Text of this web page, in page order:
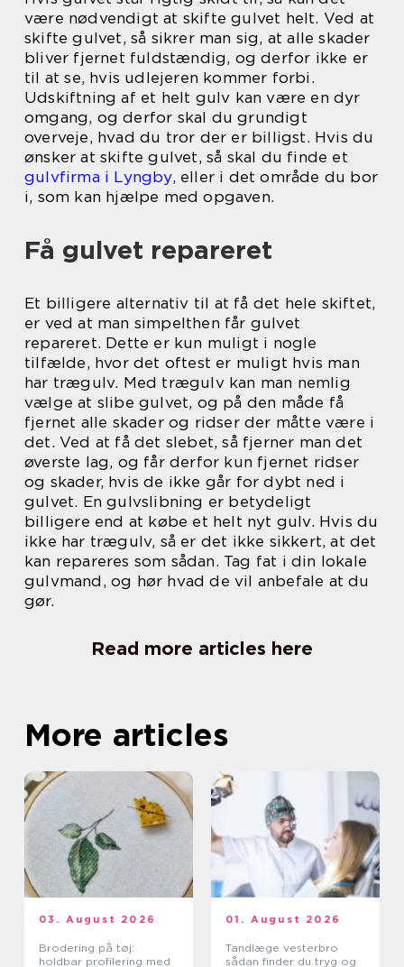
være nødvendigt at skifte gulvet helt. Ved at
skifte gulvet, så sikrer man sig, at alle skader
bliver fjernet fuldstændig, og derfor ikke er
til at se, hvis udlejeren kommer forbi.
Udskiftning af et helt gulv kan være en dyr
omgang, og derfor skal du grundigt
overveje, hvad du tror der er billigst. Hvis du
ønsker at skifte gulvet, så skal du finde et
gulvfirma i Lyngby, eller i det område du bor
i, som kan hjælpe med opgaven.
Få gulvet repareret
Et billigere alternativ til at få det hele skiftet,
er ved at man simpelthen får gulvet
repareret. Dette er kun muligt i nogle
tilfælde, hvor det oftest er muligt hvis man
har trægulv. Med trægulv kan man nemlig
vælge at slibe gulvet, og på den måde få
fjernet alle skader og ridser der måtte være i
det. Ved at få det slebet, så fjerner man det
øverste lag, og får derfor kun fjernet ridser
og skader, hvis de ikke går for dybt ned i
gulvet. En gulvslibning er betydeligt
billigere end at købe et helt nyt gulv. Hvis du
ikke har trægulv, så er det ikke sikkert, at det
kan repareres som sådan. Tag fat i din lokale
gulvmand, og hør hvad de vil anbefale at du
gør.
Read more articles here
More articles
03. August 2026
Brodering på tøj:
holdbar profilering med
01. August 2026
Tandlæge vesterbro
sådan finder du tryg og